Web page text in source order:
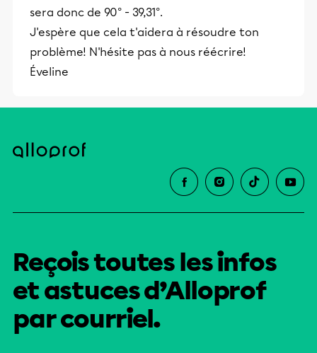
sera donc de 90° - 39,31°.
J'espère que cela t'aidera à résoudre ton
problème! N'hésite pas à nous réécrire!
Éveline
Reçois toutes les infos
et astuces d’Alloprof
par courriel.